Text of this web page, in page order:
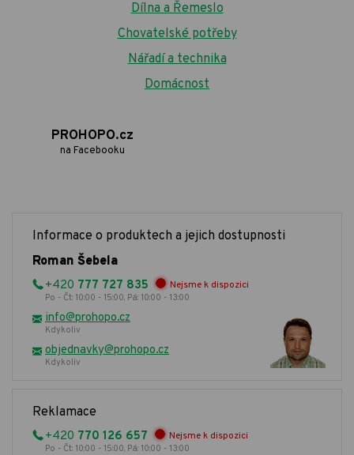
Dílna a Řemeslo
Chovatelské potřeby
Nářadí a technika
Domácnost
PROHOPO.cz
na Facebooku
Informace o produktech a jejich dostupnosti
Roman Šebela
+420 777 727 835 Nejsme k dispozici
Po - Čt: 10:00 - 15:00, Pá: 10:00 - 13:00
info@prohopo.cz
Kdykoliv
objednavky@prohopo.cz
Kdykoliv
Reklamace
+420 770 126 657 Nejsme k dispozici
Po - Čt: 10:00 - 15:00, Pá: 10:00 - 13:00